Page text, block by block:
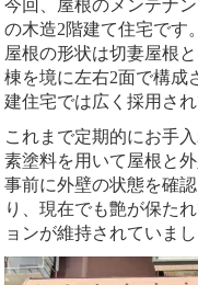
今回、屋根のメンテナ
の木造2階建て住宅です。
屋根の形状は切妻屋根と
棟を境に左右2面で構成
建住宅では広く採用さ
これまで定期的にお手
素塗料を用いて屋根と
事前に外壁の状態を確
り、現在でも艶が保た
ョンが維持されていまし